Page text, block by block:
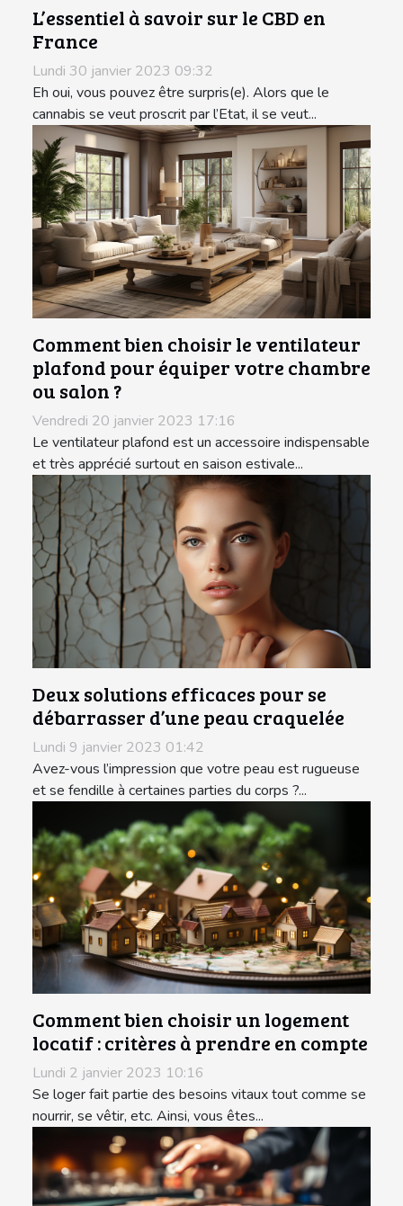
L’essentiel à savoir sur le CBD en
France
Lundi 30 janvier 2023 09:32
Eh oui, vous pouvez être surpris(e). Alors que le
cannabis se veut proscrit par l’Etat, il se veut...
Comment bien choisir le ventilateur
plafond pour équiper votre chambre
ou salon ?
Vendredi 20 janvier 2023 17:16
Le ventilateur plafond est un accessoire indispensable
et très apprécié surtout en saison estivale...
Deux solutions efficaces pour se
débarrasser d’une peau craquelée
Lundi 9 janvier 2023 01:42
Avez-vous l’impression que votre peau est rugueuse
et se fendille à certaines parties du corps ?...
Comment bien choisir un logement
locatif : critères à prendre en compte
Lundi 2 janvier 2023 10:16
Se loger fait partie des besoins vitaux tout comme se
nourrir, se vêtir, etc. Ainsi, vous êtes...